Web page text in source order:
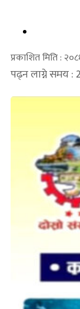
प्रकाशित मिति :
पढ्न लाग्ने समय :